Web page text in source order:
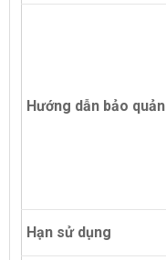
Hướng dẫn bảo quản
Hạn sử dụng